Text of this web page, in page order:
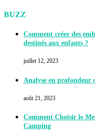
BUZZ
Comment créer des
destinés aux enfants ?
juillet 12, 2023
Analyse en profondeur
août 21, 2023
Comment Choisir le
Camping